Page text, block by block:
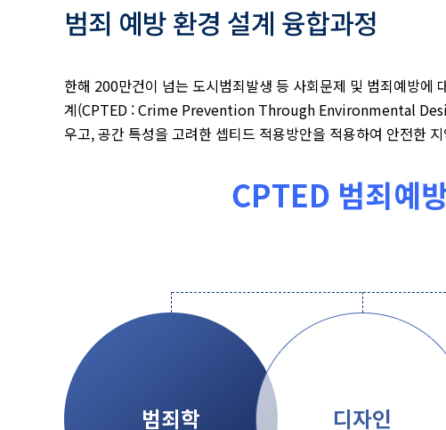
범죄 예방 환경 설계 융합과정
한해 200만건이 넘는 도시범죄발생 등 사회문제 및 범죄예방에
계(CPTED : Crime Prevention Through Environmental
우고, 공간 특성을 고려한 셉티드 적용방안을 적용하여 안전한